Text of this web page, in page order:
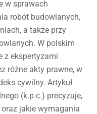
w sprawach
robót budowlanych,
a także przy
W polskim
z ekspertyzami
różne akty prawne, w
cywilny. Artykuł
(k.p.c.) precyzuje,
jakie wymagania